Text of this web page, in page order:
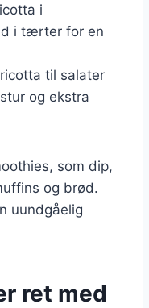
i
i tærter for en
til salater
og ekstra
som dip,
og brød.
uundgåelig
ret med